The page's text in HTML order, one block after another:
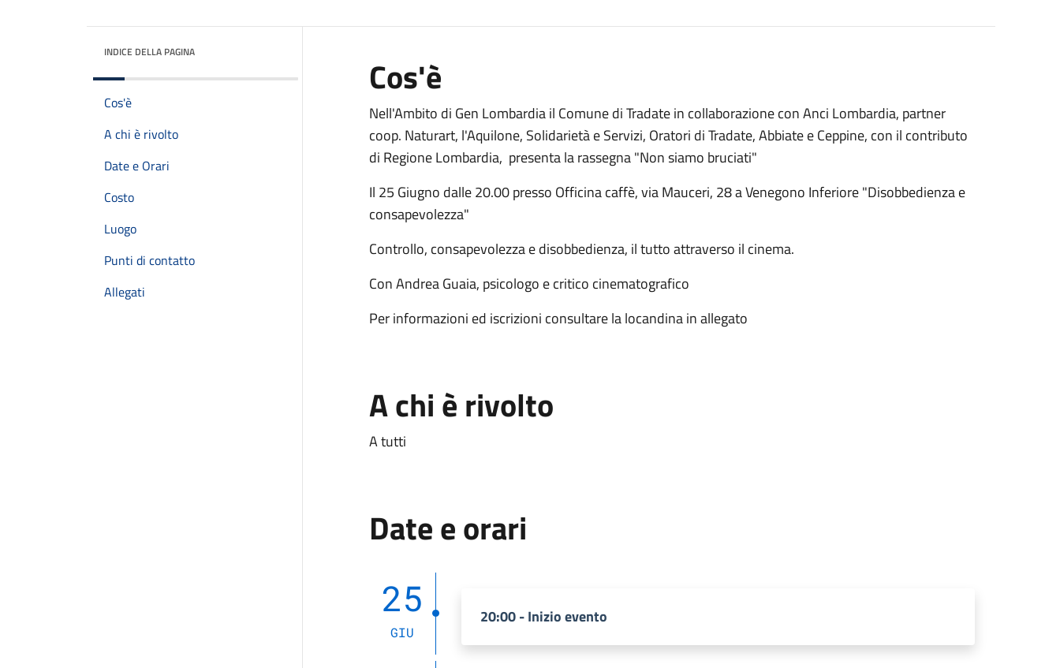
INDICE DELLA PAGINA
Cos'è
A chi è rivolto
Date e Orari
Costo
Luogo
Punti di contatto
Allegati
Cos'è
Nell'Ambito di Gen Lombardia il Comune di Tradate in collaborazione con Anci Lombardia, partner
coop. Naturart, l'Aquilone, Solidarietà e Servizi, Oratori di Tradate, Abbiate e Ceppine, con il contributo
di Regione Lombardia, presenta la rassegna "Non siamo bruciati"
Il 25 Giugno dalle 20.00 presso Officina caffè, via Mauceri, 28 a Venegono Inferiore "Disobbedienza e
consapevolezza"
Controllo, consapevolezza e disobbedienza, il tutto attraverso il cinema.
Con Andrea Guaia, psicologo e critico cinematografico
Per informazioni ed iscrizioni consultare la locandina in allegato
A chi è rivolto
A tutti
Date e orari
25
GIU
20:00 - Inizio evento